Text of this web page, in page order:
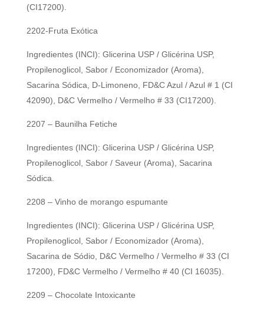
(CI17200).
2202-Fruta Exótica
Ingredientes (INCI): Glicerina USP / Glicérina USP,
Propilenoglicol, Sabor / Economizador (Aroma),
Sacarina Sódica, D-Limoneno, FD&C Azul / Azul # 1 (CI
42090), D&C Vermelho / Vermelho # 33 (CI17200).
2207 – Baunilha Fetiche
Ingredientes (INCI): Glicerina USP / Glicérina USP,
Propilenoglicol, Sabor / Saveur (Aroma), Sacarina
Sódica.
2208 – Vinho de morango espumante
Ingredientes (INCI): Glicerina USP / Glicérina USP,
Propilenoglicol, Sabor / Economizador (Aroma),
Sacarina de Sódio, D&C Vermelho / Vermelho # 33 (CI
17200), FD&C Vermelho / Vermelho # 40 (CI 16035).
2209 – Chocolate Intoxicante